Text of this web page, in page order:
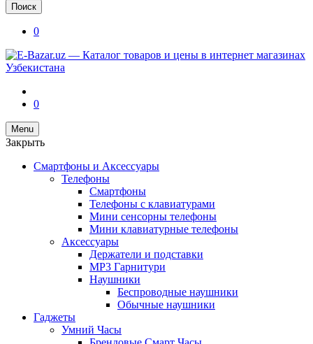
Поиск
0
0
Menu
Закрыть
Смартфоны и Аксессуары
Телефоны
Смартфоны
Телефоны с клавиатурами
Мини сенсорны телефоны
Мини клавиатурные телефоны
Аксессуары
Держатели и подставки
MP3 Гарнитури
Наушники
Беспроводные наушники
Обычные наушники
Гаджеты
Умний Часы